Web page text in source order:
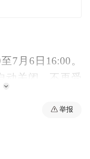
7月6日16:00。
动关闭，不再受
举报